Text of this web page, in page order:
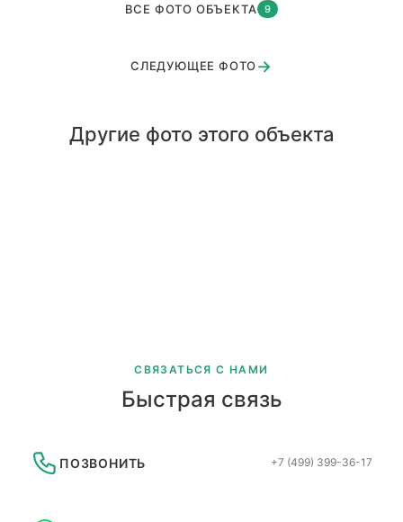
ВСЕ ФОТО ОБЪЕКТА 9
СЛЕДУЮЩЕЕ ФОТО→
Другие фото этого объекта
Кафе Королев
Германия2
СВЯЗАТЬСЯ С НАМИ
Быстрая связь
ПОЗВОНИТЬ +7 (499) 399-36-17